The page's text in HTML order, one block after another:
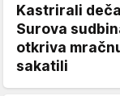
Kastrirali
Surova
otkriva
sakatili